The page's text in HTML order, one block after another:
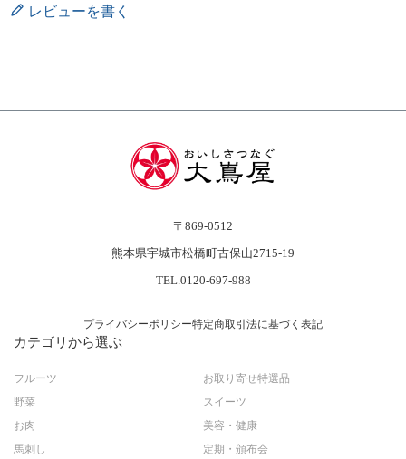
レビューを書く
〒869-0512
熊本県宇城市松橋町古保山2715-19
TEL.0120-697-988
プライバシーポリシー特定商取引法に基づく表記
カテゴリから選ぶ
フルーツ
野菜
お肉
馬刺し
お取り寄せ特選品
スイーツ
美容・健康
定期・頒布会